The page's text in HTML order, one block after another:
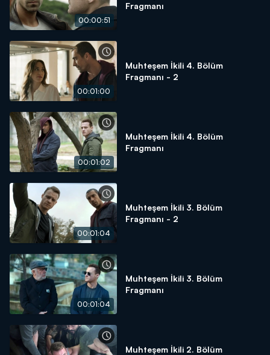
00:00:51
Fragmanı
00:01:00
Muhteşem İkili 4. Bölüm
Fragmanı - 2
00:01:02
Muhteşem İkili 4. Bölüm
Fragmanı
00:01:04
Muhteşem İkili 3. Bölüm
Fragmanı - 2
00:01:04
Muhteşem İkili 3. Bölüm
Fragmanı
Muhteşem İkili 2. Bölüm